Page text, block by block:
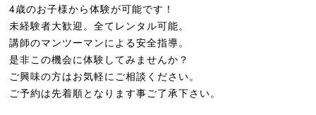
4歳のお子様から体験が可能です！
未経験者大歓迎。全てレンタル可能。
講師のマンツーマンによる安全指導。
是非この機会に体験してみませんか？
ご興味の方はお気軽にご相談ください。
ご予約は先着順となります事ご了承下さい。